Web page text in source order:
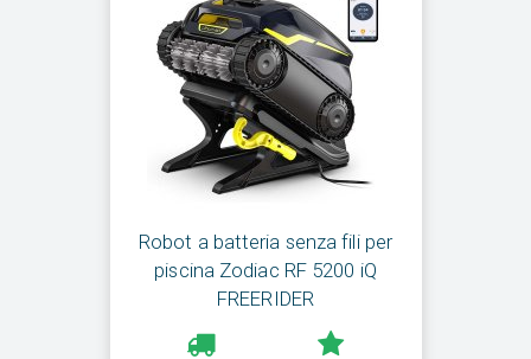
Robot a batteria senza fili per
piscina Zodiac RF 5200 iQ
FREERIDER